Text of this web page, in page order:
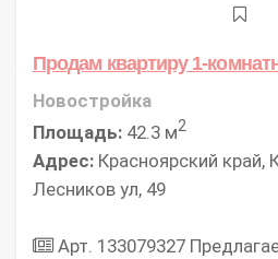
Продам квартиру 1-
Новостройка
Площадь: 42.3 м2
Адрес: Красноярский край,
Лесников ул, 49
Арт. 133079327